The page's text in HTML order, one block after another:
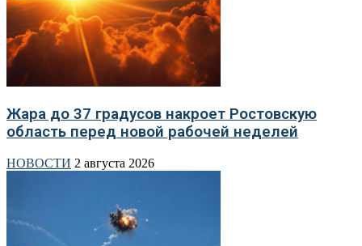
Жара до 37 градусов накроет Ростовскую
область перед новой рабочей неделей
НОВОСТИ 2 августа 2026